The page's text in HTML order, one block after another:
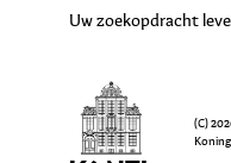
Uw zoekopdracht
(C)